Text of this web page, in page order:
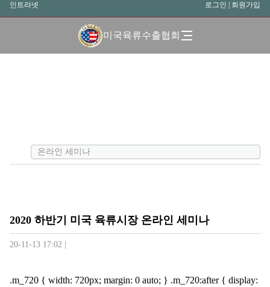
인트라넷 로그인 회원가입
미국육류수출협회
2020 하반기 미국 육류시장 온라인 세미나
20-11-13 17:02 |
.m_720 { width: 720px; margin: 0 auto; } .m_720:after { display: